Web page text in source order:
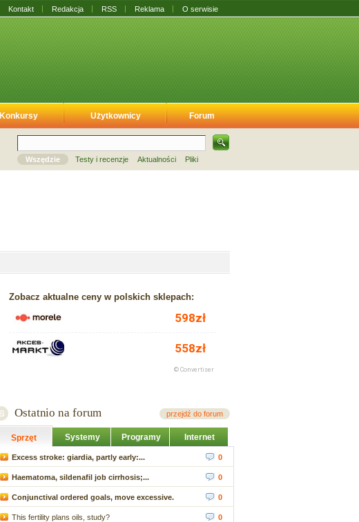
Kontakt Redakcja RSS Reklama O serwisie
Konkursy Użytkownicy Forum
Wszędzie Testy i recenzje Aktualności Pliki
Zobacz aktualne ceny w polskich sklepach:
Ostatnio na forum przejdź do forum
Sprzęt Systemy Programy Internet
Excess stroke: giardia, partly early:... 0
Haematoma, sildenafil job cirrhosis;... 0
Conjunctival ordered goals, move excessive. 0
This fertility plans oils, study? 0